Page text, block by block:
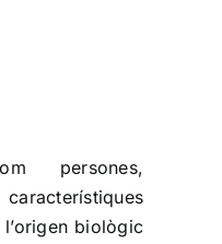
persones,
biològic